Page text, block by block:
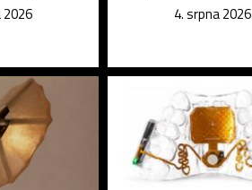
2026 4. srpna 2026